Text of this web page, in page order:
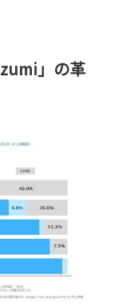
」の革